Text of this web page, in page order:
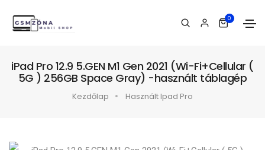
0
iPad Pro 12.9 5.GEN M1 Gen 2021 (Wi-Fi+Cellular (
5G ) 256GB Space Gray) -használt táblagép
Kezdőlap Használt Ipad Pro